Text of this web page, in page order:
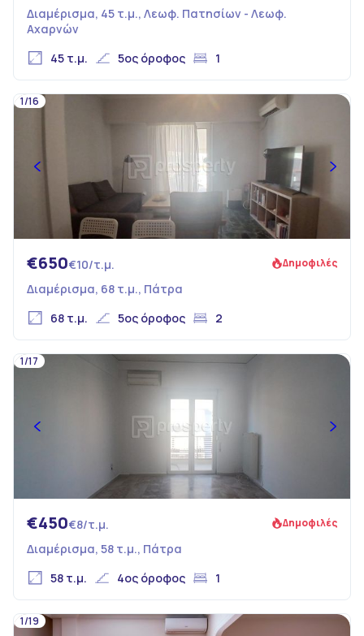
Διαμέρισμα, 45 τ.μ., Λεωφ. Πατησίων - Λεωφ.
Αχαρνών
45 τ.μ.
5ος όροφος 1
1/16
€650€10/τ.μ. Δημοφιλές
Διαμέρισμα, 68 τ.μ., Πάτρα
68 τ.μ.
5ος όροφος 2
1/17
€450€8/τ.μ. Δημοφιλές
Διαμέρισμα, 58 τ.μ., Πάτρα
58 τ.μ.
4ος όροφος 1
1/19